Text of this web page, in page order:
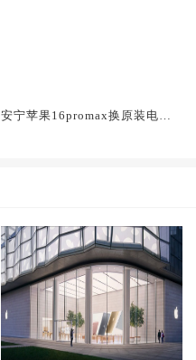
安宁苹果16promax换原装电池